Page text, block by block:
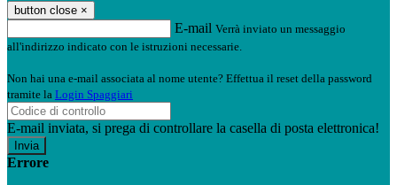
button close ×
E-mail Verrà inviato un messaggio
all'indirizzo indicato con le istruzioni necessarie.
Non hai una e-mail associata al nome utente? Effettua il reset della password
tramite la Login Spaggiari
E-mail inviata, si prega di controllare la casella di posta elettronica!
Errore